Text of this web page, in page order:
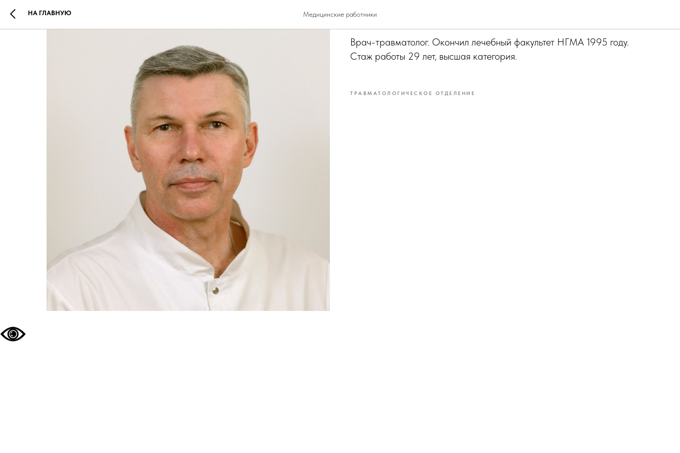
Медицинские работникиВолков Вадим Владимирович
Врач-травматолог. Окончил лечебный факультет НГМА 1995 году.
Стаж работы 29 лет, высшая категория.
ТРАВМАТОЛОГИЧЕСКОЕ ОТДЕЛЕНИЕ
НА ГЛАВНУЮ